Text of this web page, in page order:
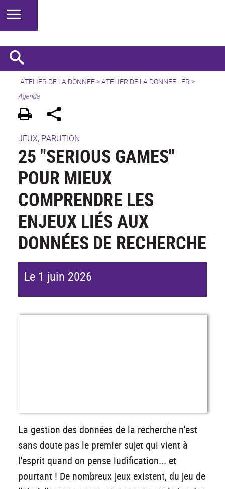
ATELIER DE LA DONNEE>ATELIER DE LA DONNEE - FR >
Agenda
JEUX, PARUTION
25 "SERIOUS GAMES"
POUR MIEUX
COMPRENDRE LES
ENJEUX LIÉS AUX
DONNÉES DE RECHERCHE
Le 1 juin 2026
La gestion des données de la recherche n'est
sans doute pas le premier sujet qui vient à
l'esprit quand on pense ludification... et
pourtant ! De nombreux jeux existent, du jeu de